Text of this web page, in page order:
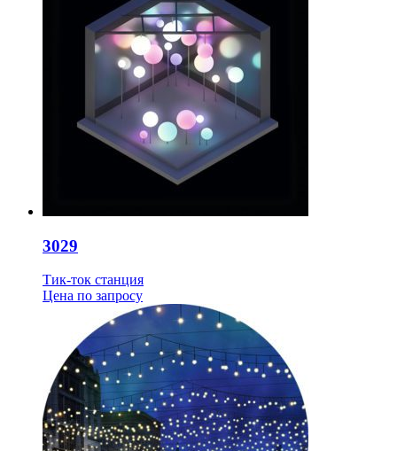
3029
Тик-ток станция
Цена по запросу